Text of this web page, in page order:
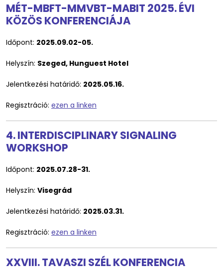
MÉT-MBFT-MMVBT-MABIT 2025. ÉVI
KÖZÖS KONFERENCIÁJA
Időpont: 2025.09.02-05.
Helyszín: Szeged, Hunguest Hotel
Jelentkezési határidő: 2025.05.16.
Regisztráció: ezen a linken
4. INTERDISCIPLINARY SIGNALING
WORKSHOP
Időpont: 2025.07.28-31.
Helyszín: Visegrád
Jelentkezési határidő: 2025.03.31.
Regisztráció: ezen a linken
XXVIII. TAVASZI SZÉL KONFERENCIA